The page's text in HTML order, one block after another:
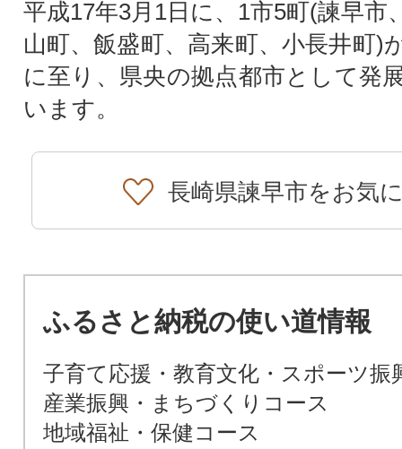
平成17年3月1日に、1市5町(諫早市
山町、飯盛町、高来町、小長井町)
に至り、県央の拠点都市として発
います。
長崎県諫早市をお気
ふるさと納税の使い道情報
子育て応援・教育文化・スポーツ振
産業振興・まちづくりコース
地域福祉・保健コース